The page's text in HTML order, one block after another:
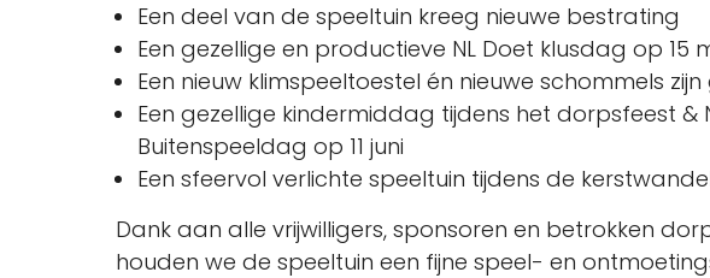
Een deel van de speeltuin kreeg nieuwe bestrating
Een gezellige en productieve NL Doet klusdag op 15
Een nieuw klimspeeltoestel én nieuwe schommels
Een gezellige kindermiddag tijdens het dorpsfeest &
Buitenspeeldag op 11 juni
Een sfeervol verlichte speeltuin tijdens de
Dank aan alle vrijwilligers, sponsoren en betrokken
houden we de speeltuin een fijne speel- en